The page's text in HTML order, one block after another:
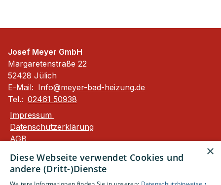
Josef Meyer GmbH
Margaretenstraße 22
52428 Jülich
E-Mail: Info@meyer-bad-heizung.de
Tel.: 02461 50938
Impressum
Datenschutzerklärung
AGB
Unsere Bereiche
×
Diese Webseite verwendet Cookies und
andere (Dritt-)Dienste